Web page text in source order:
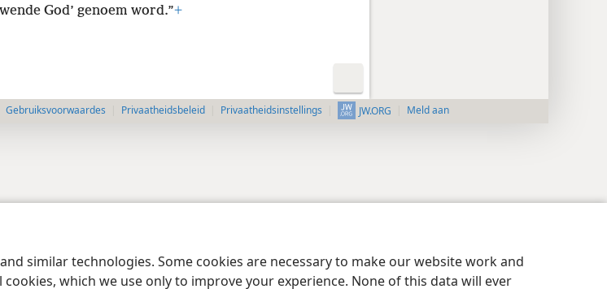
similar technologies. Some cookies are necessary to make our website work and
which we use only to improve your experience. None of this data will ever
God’ genoem word.”+
Gebruiksvoorwaardes Privaatheidsbeleid Privaatheidsinstellings JW.ORG Meld aan